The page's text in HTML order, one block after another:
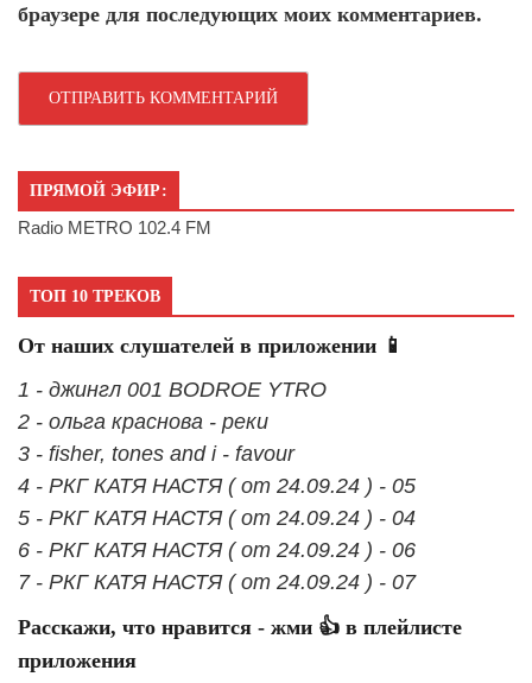
браузере для последующих моих комментариев.
ПРЯМОЙ ЭФИР:
Radio METRO 102.4 FM
ТОП 10 ТРЕКОВ
От наших слушателей в приложении 📱
1 - джингл 001 BODROE YTRO
2 - ольга краснова - реки
3 - fisher, tones and i - favour
4 - РКГ КАТЯ НАСТЯ ( от 24.09.24 ) - 05
5 - РКГ КАТЯ НАСТЯ ( от 24.09.24 ) - 04
6 - РКГ КАТЯ НАСТЯ ( от 24.09.24 ) - 06
7 - РКГ КАТЯ НАСТЯ ( от 24.09.24 ) - 07
Расскажи, что нравится - жми 👍 в плейлисте
приложения